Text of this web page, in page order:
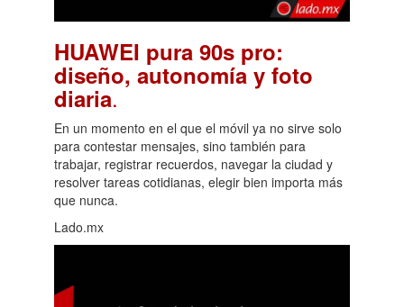
HUAWEI pura 90s pro:
diseño, autonomía y foto
diaria.
En un momento en el que el móvil ya no sirve solo
para contestar mensajes, sino también para
trabajar, registrar recuerdos, navegar la ciudad y
resolver tareas cotidianas, elegir bien importa más
que nunca.
Lado.mx